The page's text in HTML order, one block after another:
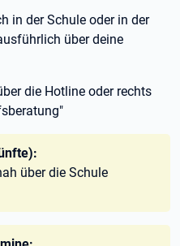
in der Schule oder in der
über deine
die Hotline oder rechts
über die Schule